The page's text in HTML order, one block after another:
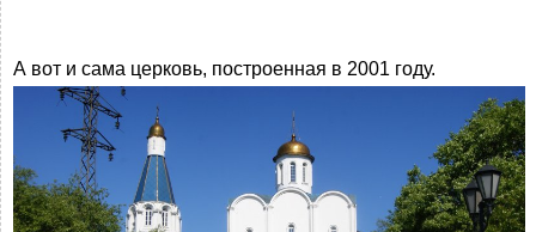
А вот и сама церковь, построенная в 2001 году.